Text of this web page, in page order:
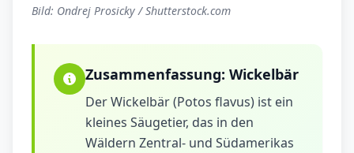
Bild: Ondrej Prosicky / Shutterstock.com
Zusammenfassung: Wickelbär
Der Wickelbär (Potos flavus) ist ein
kleines Säugetier, das in den
Wäldern Zentral- und Südamerikas